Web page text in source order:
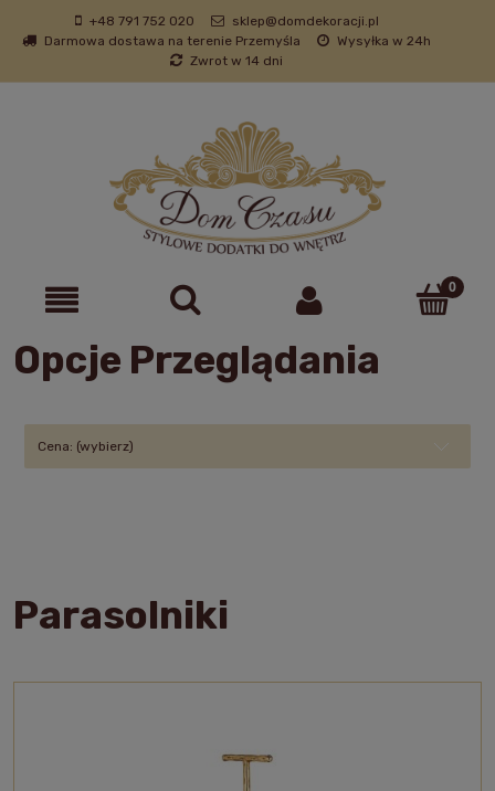
+48 791 752 020
sklep@domdekoracji.pl
Darmowa dostawa na terenie Przemyśla
Wysyłka w 24h
Zwrot w 14 dni
Opcje Przeglądania
Cena: (wybierz)
Parasolniki